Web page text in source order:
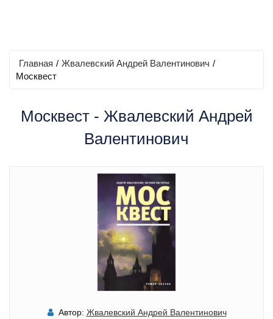
Главная / Жвалевский Андрей Валентинович /
Москвест
Москвест - Жвалевский Андрей
Валентинович
Автор: Жвалевский Андрей Валентинович